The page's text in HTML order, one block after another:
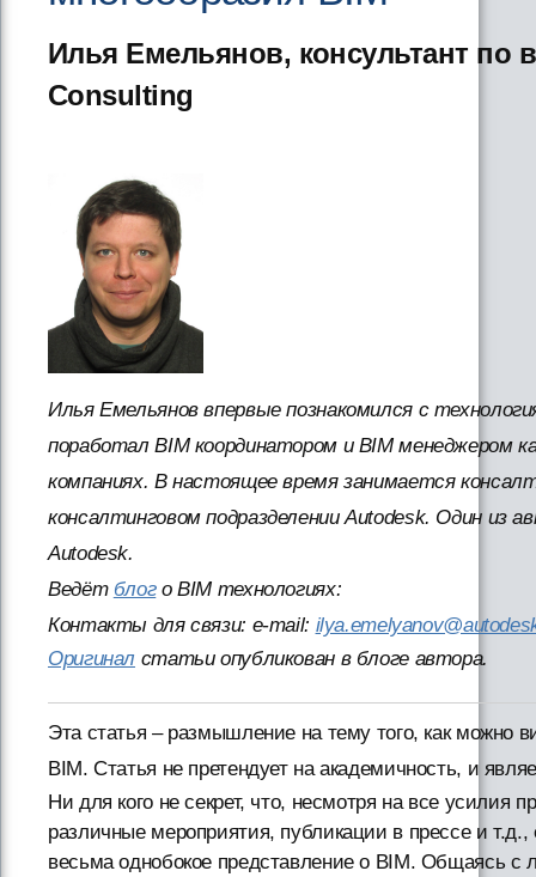
Илья Емельянов, консультант по
Consulting
Илья Емельянов впервые познакомился с
поработал BIM координатором и BIM менеджером
компаниях. В настоящее время занимается
консалтинговом подразделении Autodesk. Один из
Autodesk.
Ведёт блого BIM технологиях:
Контакты для связи: e-mail:
Оригинал статьи опубликован в блоге автора.
Эта статья – размышление на тему того, как можно
BIM. Статья не претендует на академичность, и
Ни для кого не секрет, что, несмотря на все усилия
различные мероприятия, публикации в прессе и
весьма однобокое представление о BIM. Общаясь